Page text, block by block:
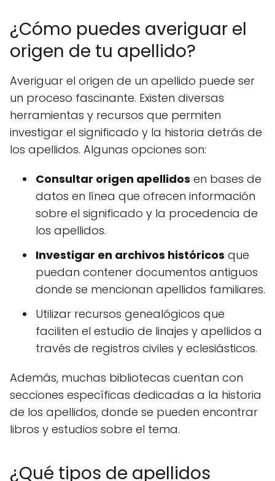
¿Cómo puedes averiguar el
origen de tu apellido?
Averiguar el origen de un apellido puede ser
un proceso fascinante. Existen diversas
herramientas y recursos que permiten
investigar el significado y la historia detrás de
los apellidos. Algunas opciones son:
Consultar origen apellidos en bases de
datos en línea que ofrecen información
sobre el significado y la procedencia de
los apellidos.
Investigar en archivos históricos que
puedan contener documentos antiguos
donde se mencionan apellidos familiares.
Utilizar recursos genealógicos que
faciliten el estudio de linajes y apellidos a
través de registros civiles y eclesiásticos.
Además, muchas bibliotecas cuentan con
secciones específicas dedicadas a la historia
de los apellidos, donde se pueden encontrar
libros y estudios sobre el tema.
¿Qué tipos de apellidos